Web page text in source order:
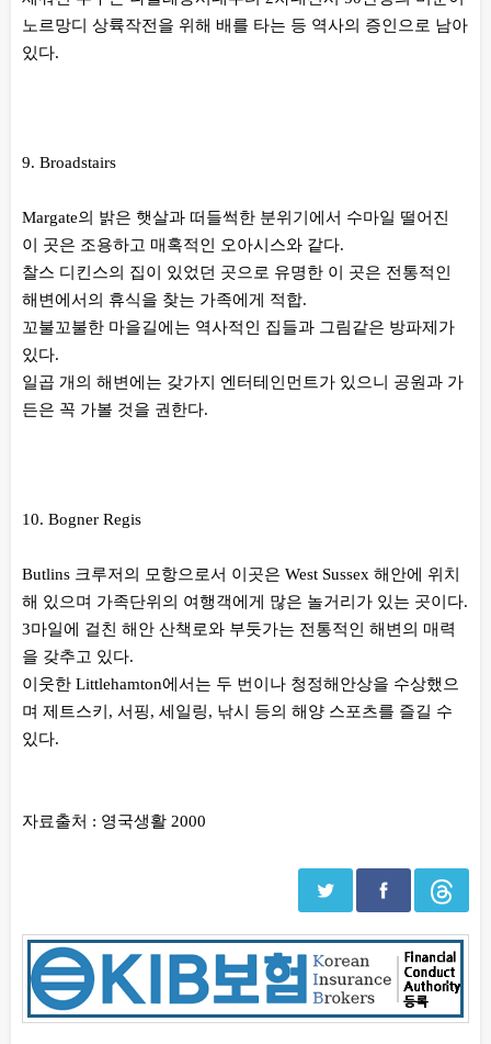
노르망디 상륙작전을 위해 배를 타는 등 역사의 증인으로 남아
있다.
9. Broadstairs
Margate의 밝은 햇살과 떠들썩한 분위기에서 수마일 떨어진
이 곳은 조용하고 매혹적인 오아시스와 같다.
찰스 디킨스의 집이 있었던 곳으로 유명한 이 곳은 전통적인
해변에서의 휴식을 찾는 가족에게 적합.
꼬불꼬불한 마을길에는 역사적인 집들과 그림같은 방파제가
있다.
일곱 개의 해변에는 갖가지 엔터테인먼트가 있으니 공원과 가
든은 꼭 가볼 것을 권한다.
10. Bogner Regis
Butlins 크루저의 모항으로서 이곳은 West Sussex 해안에 위치
해 있으며 가족단위의 여행객에게 많은 놀거리가 있는 곳이다.
3마일에 걸친 해안 산책로와 부둣가는 전통적인 해변의 매력
을 갖추고 있다.
이웃한 Littlehamton에서는 두 번이나 청정해안상을 수상했으
며 제트스키, 서핑, 세일링, 낚시 등의 해양 스포츠를 즐길 수
있다.
자료출처 : 영국생활 2000